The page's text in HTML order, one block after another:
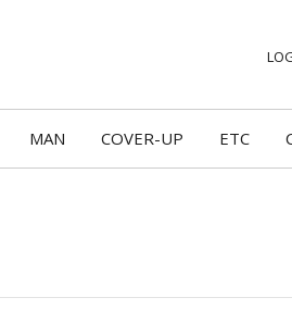
MAN COVER-UP ETC